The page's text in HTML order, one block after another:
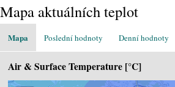
Mapa aktuálních teplot
Mapa Poslední hodnoty Denní hodnoty
Air & Surface Temperature [°C]